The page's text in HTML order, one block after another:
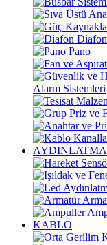
Diafon
Pano
Alarm Sistemleri
AYDINLATMA
KABLO